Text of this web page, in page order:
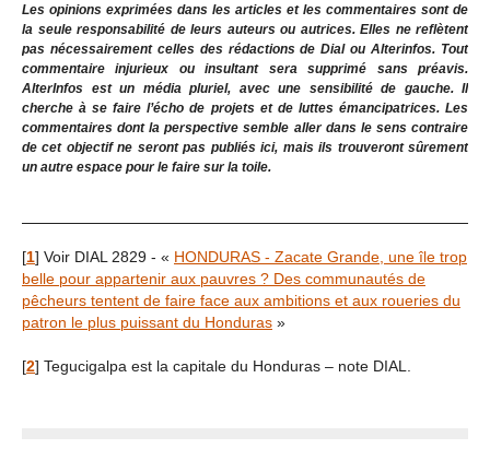
Les opinions exprimées dans les articles et les commentaires sont de
la seule responsabilité de leurs auteurs ou autrices. Elles ne reflètent
pas nécessairement celles des rédactions de Dial ou Alterinfos. Tout
commentaire injurieux ou insultant sera supprimé sans préavis.
AlterInfos est un média pluriel, avec une sensibilité de gauche. Il
cherche à se faire l’écho de projets et de luttes émancipatrices. Les
commentaires dont la perspective semble aller dans le sens contraire
de cet objectif ne seront pas publiés ici, mais ils trouveront sûrement
un autre espace pour le faire sur la toile.
[1] Voir DIAL 2829 - « HONDURAS - Zacate Grande, une île trop
belle pour appartenir aux pauvres ? Des communautés de
pêcheurs tentent de faire face aux ambitions et aux roueries du
patron le plus puissant du Honduras »
[2] Tegucigalpa est la capitale du Honduras – note DIAL.